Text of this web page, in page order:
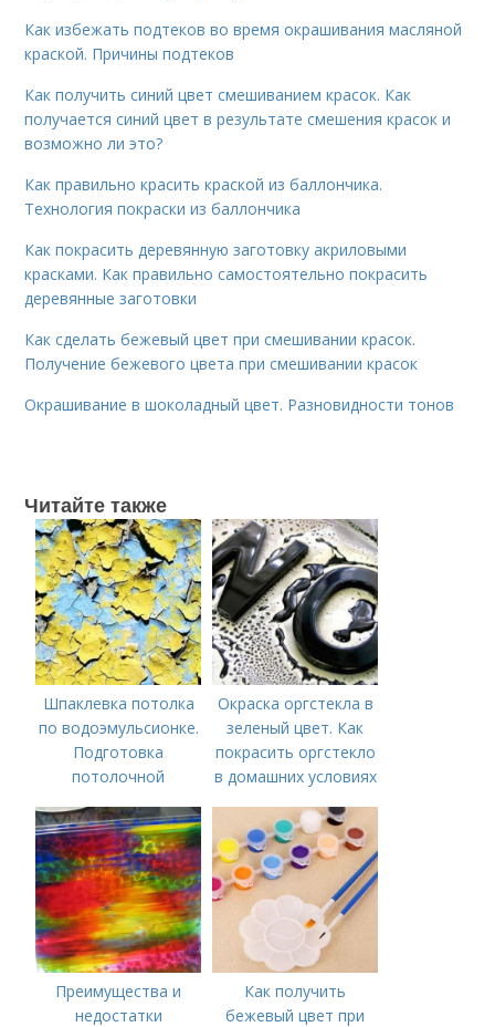
Как избежать подтеков во время окрашивания масляной
краской. Причины подтеков
Как получить синий цвет смешиванием красок. Как
получается синий цвет в результате смешения красок и
возможно ли это?
Как правильно красить краской из баллончика.
Технология покраски из баллончика
Как покрасить деревянную заготовку акриловыми
красками. Как правильно самостоятельно покрасить
деревянные заготовки
Как сделать бежевый цвет при смешивании красок.
Получение бежевого цвета при смешивании красок
Окрашивание в шоколадный цвет. Разновидности тонов
Читайте также
Шпаклевка потолка
по водоэмульсионке.
Подготовка
потолочной
Окраска оргстекла в
зеленый цвет. Как
покрасить оргстекло
в домашних условиях
Преимущества и
недостатки
Как получить
бежевый цвет при